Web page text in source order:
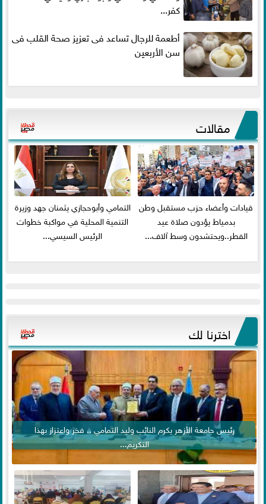
كفر...
أطعمة للرجال تساعد فى تعزيز صحة القلب فى
سن الأربعين
مقالات
قيادات وأعضاء حزب مستقبل وطن
بدمياط يؤدون صلاة عيد
الفطر..ويحتشدون وسط آلاف...
التمامي وأبوحجازي يثمنان جهد وزيرة
التنمية المحلية في مواكبة خطوات
الرئيس السيسي...
اخترنا لك
رئيس جامعة الأزهر يكرم النائب وليد التمامي .. فخر واعتزاز بهذا
التكريم...